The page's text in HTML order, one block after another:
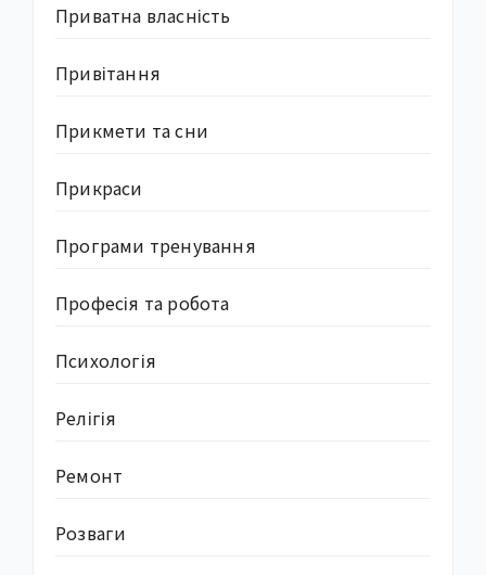
Приватна власність
Привітання
Прикмети та сни
Прикраси
Програми тренування
Професія та робота
Психологія
Релігія
Ремонт
Розваги